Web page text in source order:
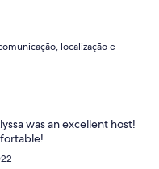
localização e
was an excellent host!